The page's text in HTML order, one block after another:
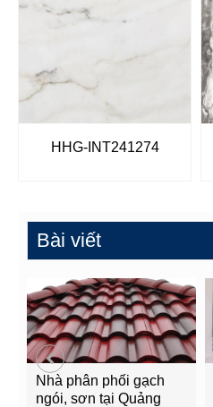
HHG-INT241274
Bài viết
Nhà phân phối gạch
ngói, sơn tại Quảng